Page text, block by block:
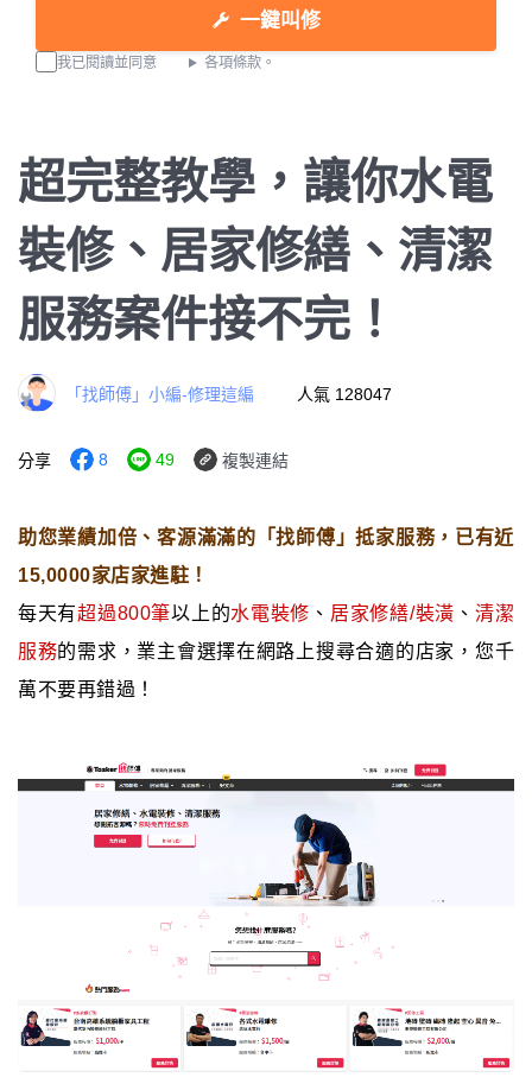
一鍵叫修
我已閱讀並同意 各項條款。
超完整教學，讓你水電
裝修、居家修繕、清潔
服務案件接不完！
「找師傅」小編-修理這編 人氣 128047
分享 8 49 複製連結
助您業績加倍、客源滿滿的「找師傅」抵家服務，已有近
15,0000家店家進駐！
每天有超過800筆以上的水電裝修 、 居家修繕/裝潢 、 清潔
服務的需求，業主會選擇在網路上搜尋合適的店家，您千
萬不要再錯過！